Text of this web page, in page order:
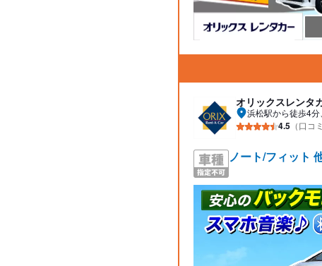
オリックスレンタ
浜松駅から徒歩4
4.5 （口コ
ノート/フィット